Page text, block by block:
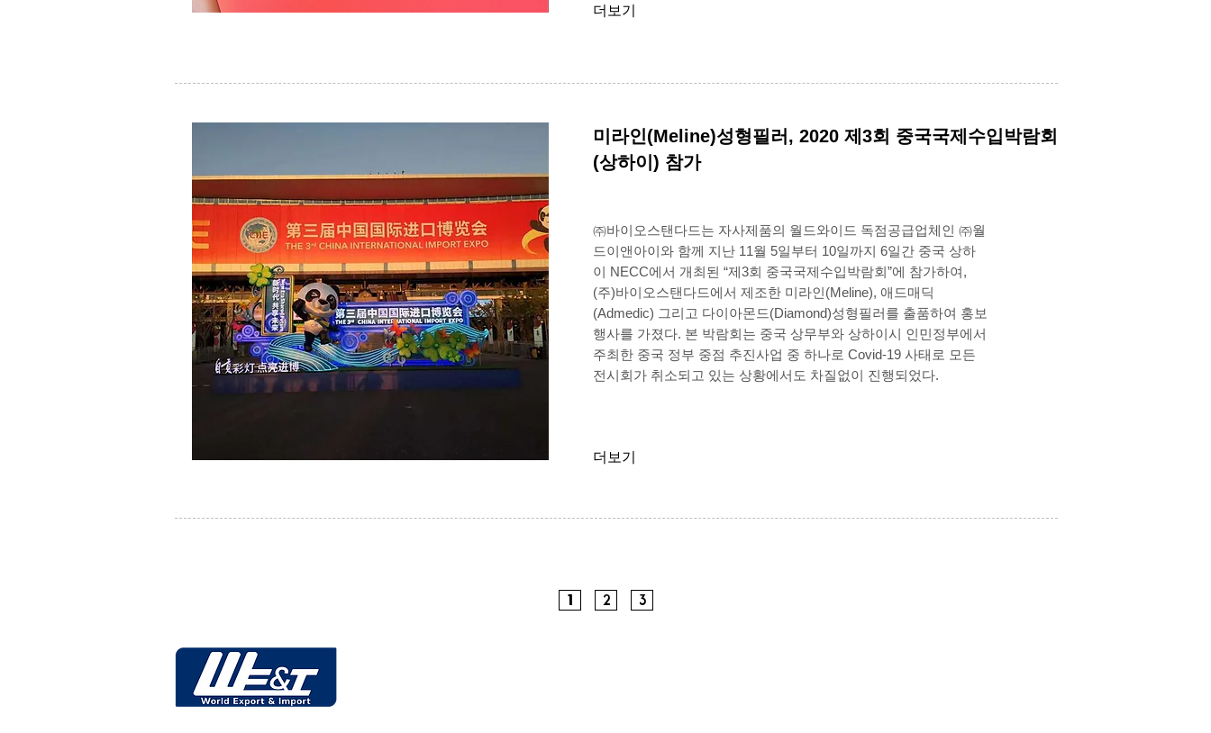
더보기
미라인(Meline)성형필러, 2020 제3회 중국국제수입박람회
(상하이) 참가
㈜바이오스탠다드는 자사제품의 월드와이드 독점공급업체인 ㈜월
드이앤아이와 함께 지난 11월 5일부터 10일까지 6일간 중국 상하
이 NECC에서 개최된 “제3회 중국국제수입박람회”에 참가하여,
(주)바이오스탠다드에서 제조한 미라인(Meline), 애드매딕
(Admedic) 그리고 다이아몬드(Diamond)성형필러를 출품하여 홍보
행사를 가졌다. 본 박람회는 중국 상무부와 상하이시 인민정부에서
주최한 중국 정부 중점 추진사업 중 하나로 Covid-19 사태로 모든
전시회가 취소되고 있는 상황에서도 차질없이 진행되었다.
더보기
1 2 3